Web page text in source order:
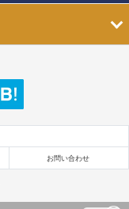
お問い合わせ